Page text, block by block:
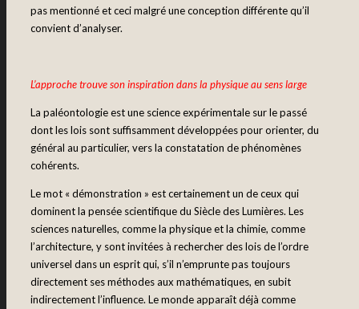
pas mentionné et ceci malgré une conception différente qu’il
convient d’analyser.
L’approche trouve son inspiration dans la physique au sens large
La paléontologie est une science expérimentale sur le passé
dont les lois sont suffisamment développées pour orienter, du
général au particulier, vers la constatation de phénomènes
cohérents.
Le mot « démonstration » est certainement un de ceux qui
dominent la pensée scientifique du Siècle des Lumières. Les
sciences naturelles, comme la physique et la chimie, comme
l’architecture, y sont invitées à rechercher des lois de l’ordre
universel dans un esprit qui, s’il n’emprunte pas toujours
directement ses méthodes aux mathématiques, en subit
indirectement l’influence. Le monde apparaît déjà comme